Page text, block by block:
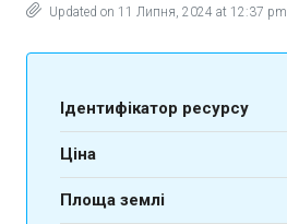
Updated on 11 Липня, 2024 at 12:37 pm
Ідентифікатор ресурсу
Ціна
Площа землі